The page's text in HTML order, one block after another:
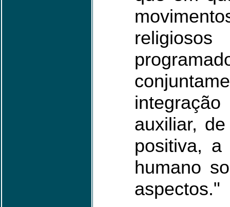
auxiliar,
positiva,
humano
aspectos."